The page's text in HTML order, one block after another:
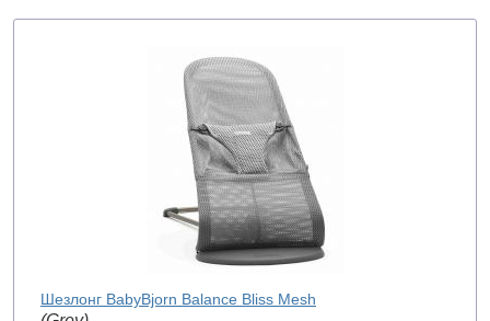
Шезлонг BabyBjorn Balance Bliss Mesh